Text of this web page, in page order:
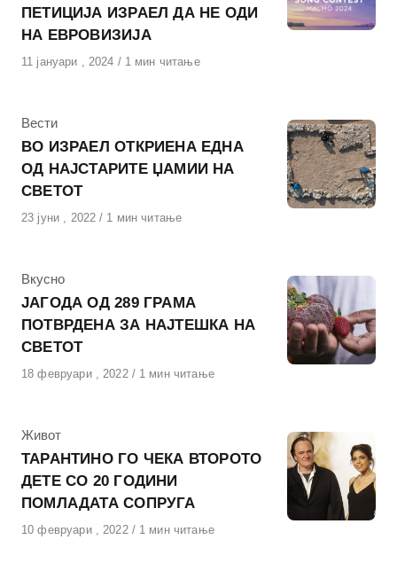
ПЕТИЦИЈА ИЗРАЕЛ ДА НЕ ОДИ
НА ЕВРОВИЗИЈА
Објавено
11 јануари , 2024 1 мин читање
КАтегорија
Вести
ВО ИЗРАЕЛ ОТКРИЕНА ЕДНА
ОД НАЈСТАРИТЕ ЏАМИИ НА
СВЕТОТ
Објавено
23 јуни , 2022 1 мин читање
КАтегорија
Вкусно
ЈАГОДА ОД 289 ГРАМА
ПОТВРДЕНА ЗА НАЈТЕШКА НА
СВЕТОТ
Објавено
18 февруари , 2022 1 мин читање
КАтегорија
Живот
ТАРАНТИНО ГО ЧЕКА ВТОРОТО
ДЕТЕ СО 20 ГОДИНИ
ПОМЛАДАТА СОПРУГА
Објавено
10 февруари , 2022 1 мин читање